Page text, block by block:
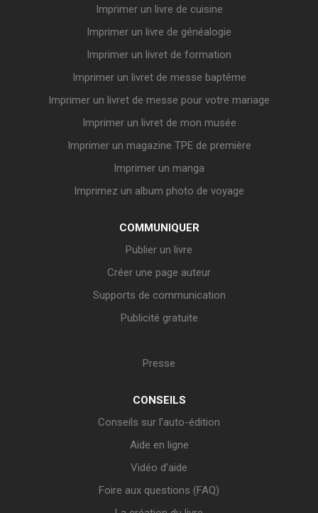
Imprimer un livre de cuisine
Imprimer un livre de généalogie
Imprimer un livret de formation
Imprimer un livret de messe baptême
Imprimer un livret de messe pour votre mariage
Imprimer un livret de mon musée
Imprimer un magazine TPE de première
Imprimer un manga
Imprimez un album photo de voyage
COMMUNIQUER
Publier un livre
Créer une page auteur
Supports de communication
Publicité gratuite
Presse
CONSEILS
Conseils sur l’auto-édition
Aide en ligne
Vidéo d’aide
Foire aux questions (FAQ)